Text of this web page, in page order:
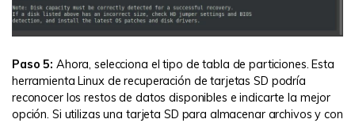
Paso 5: Ahora, selecciona el tipo de tabla de particiones. Esta
herramienta Linux de recuperación de tarjetas SD podría
reconocer los restos de datos disponibles e indicarte la mejor
opción. Si utilizas una tarjeta SD para almacenar archivos y con